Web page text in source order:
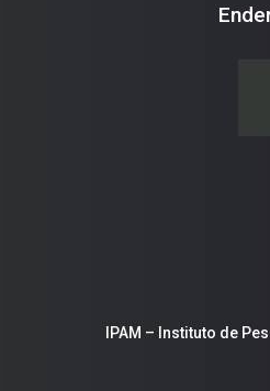
IPAM – Instituto de